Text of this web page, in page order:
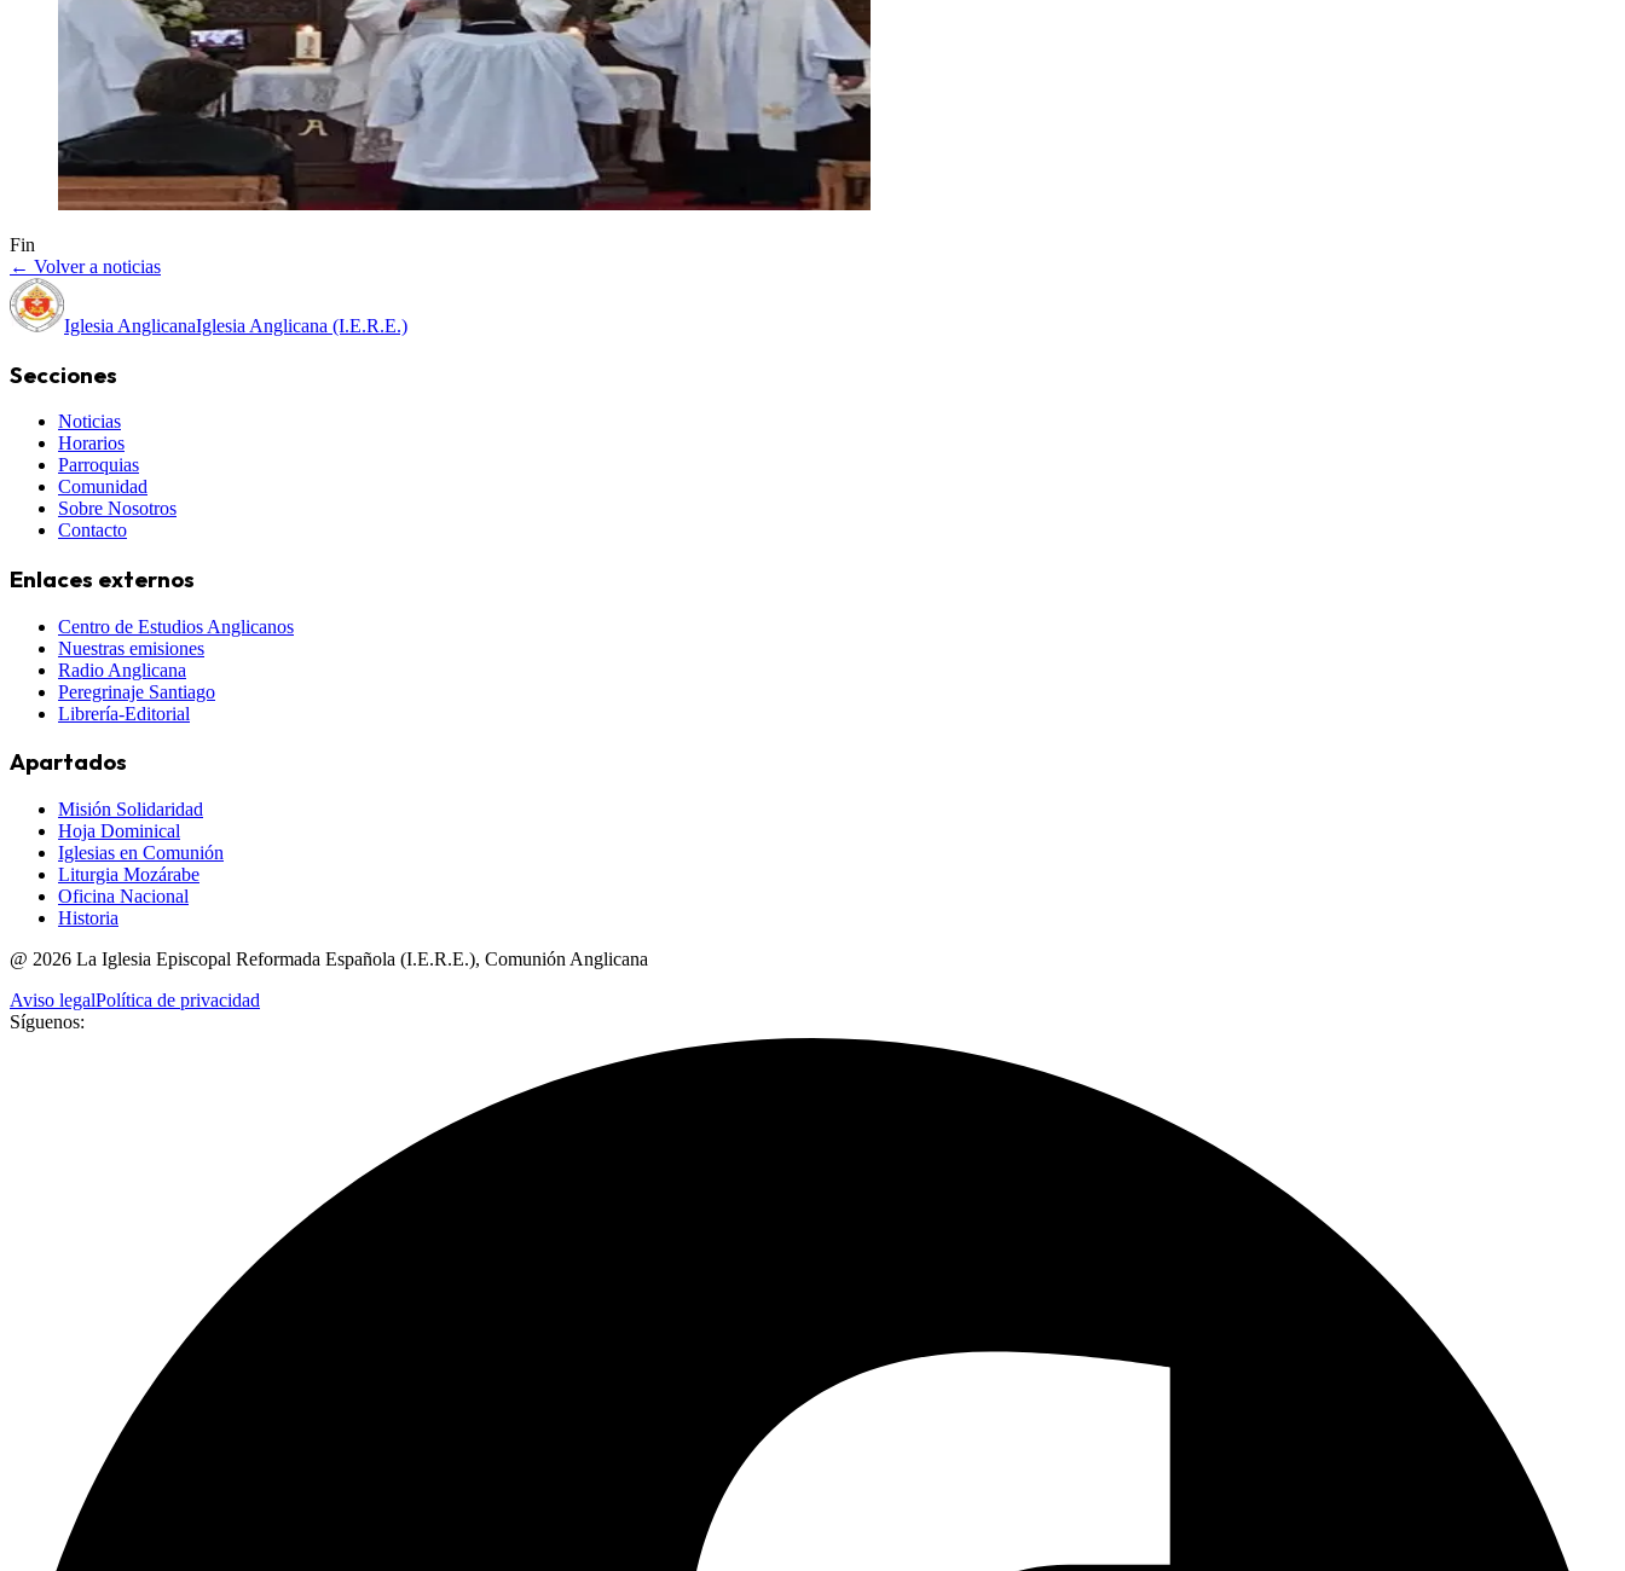
Fin
← Volver a noticias
Iglesia AnglicanaIglesia Anglicana (I.E.R.E.)
Secciones
Noticias
Horarios
Parroquias
Comunidad
Sobre Nosotros
Contacto
Enlaces externos
Centro de Estudios Anglicanos
Nuestras emisiones
Radio Anglicana
Peregrinaje Santiago
Librería-Editorial
Apartados
Misión Solidaridad
Hoja Dominical
Iglesias en Comunión
Liturgia Mozárabe
Oficina Nacional
Historia
@ 2026 La Iglesia Episcopal Reformada Española (I.E.R.E.), Comunión Anglicana
Aviso legalPolítica de privacidad
Síguenos: